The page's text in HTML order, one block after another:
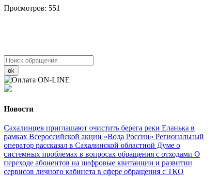
Просмотров: 551
ok
Новости
Сахалинцев приглашают очистить берега реки Еланька в
рамках Всероссийской акции «Вода России» Региональный
оператор рассказал в Сахалинской областной Думе о
системных проблемах в вопросах обращения с отходами О
переходе абонентов на цифровые квитанции и развитии
сервисов личного кабинета в сфере обращения с ТКО